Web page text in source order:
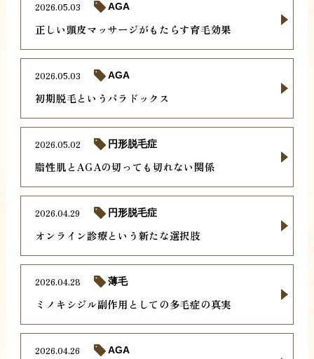
正しい頭皮マッサージがもたらす育毛効果
2026.05.03 AGA
初期脱毛というパラドックス
2026.05.03 AGA
脂性肌とAGAの切っても切れない関係
2026.05.02 円形脱毛症
オンライン診療という新たな選択肢
2026.04.29 円形脱毛症
ミノキシジル副作用としての多毛症の真実
2026.04.28 薄毛
2026.04.26 AGA